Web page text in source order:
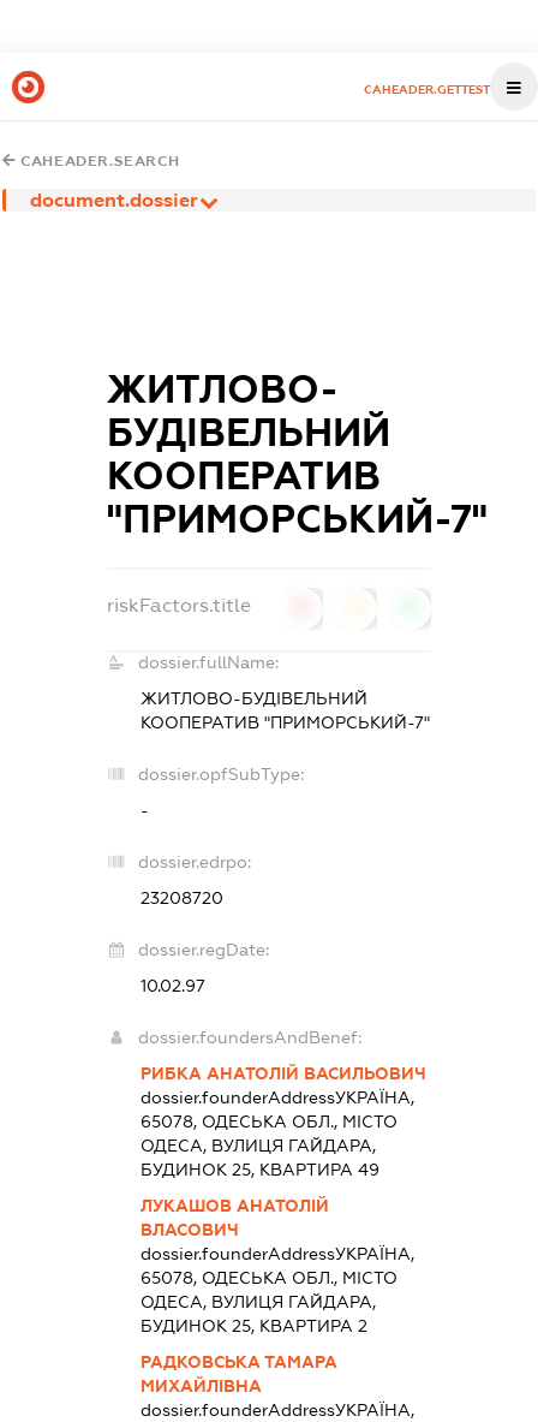
CAHEADER.GETTEST
CAHEADER.SEARCH
document.dossier
ЖИТЛОВО-
БУДІВЕЛЬНИЙ
КООПЕРАТИВ
"ПРИМОРСЬКИЙ-7"
riskFactors.title
dossier.fullName:
ЖИТЛОВО-БУДІВЕЛЬНИЙ
КООПЕРАТИВ "ПРИМОРСЬКИЙ-7"
dossier.opfSubType:
-
dossier.edrpo:
23208720
dossier.regDate:
10.02.97
dossier.foundersAndBenef:
РИБКА АНАТОЛІЙ ВАСИЛЬОВИЧ
dossier.founderAddressУКРАЇНА,
65078, ОДЕСЬКА ОБЛ., МІСТО
ОДЕСА, ВУЛИЦЯ ГАЙДАРА,
БУДИНОК 25, КВАРТИРА 49
ЛУКАШОВ АНАТОЛІЙ
ВЛАСОВИЧ
dossier.founderAddressУКРАЇНА,
65078, ОДЕСЬКА ОБЛ., МІСТО
ОДЕСА, ВУЛИЦЯ ГАЙДАРА,
БУДИНОК 25, КВАРТИРА 2
РАДКОВСЬКА ТАМАРА
МИХАЙЛІВНА
dossier.founderAddressУКРАЇНА,